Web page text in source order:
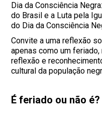
Dia da Consciência
do Brasil e a Luta pela
do Dia da Consciência
Convite a uma reflexão
apenas como um
reflexão e
cultural da população
É feriado ou não é?